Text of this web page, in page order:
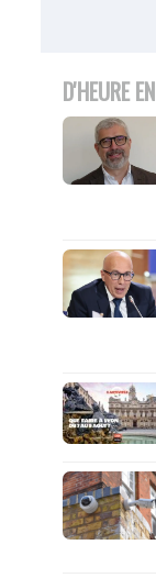
D'HEURE